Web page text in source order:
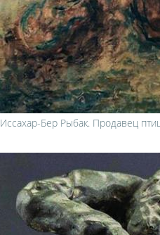
Иссахар-Бер Рыбак. Продавец